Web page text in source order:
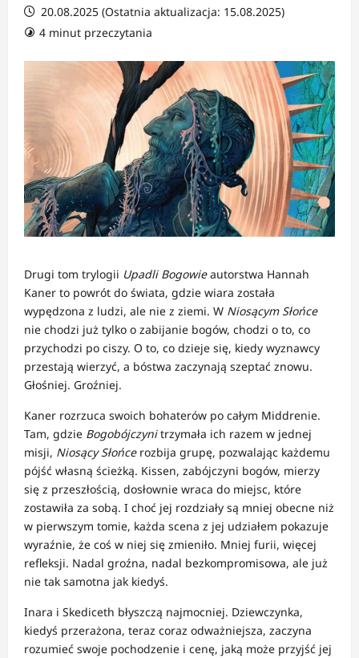
20.08.2025 (Ostatnia aktualizacja: 15.08.2025)
4 minut przeczytania
Drugi tom trylogii Upadli Bogowieautorstwa Hannah
Kaner to powrót do świata, gdzie wiara została
wypędzona z ludzi, ale nie z ziemi. W Niosącym Słońce
nie chodzi już tylko o zabijanie bogów, chodzi o to, co
przychodzi po ciszy. O to, co dzieje się, kiedy wyznawcy
przestają wierzyć, a bóstwa zaczynają szeptać znowu.
Głośniej. Groźniej.
Kaner rozrzuca swoich bohaterów po całym Middrenie.
Tam, gdzie Bogobójczynitrzymała ich razem w jednej
misji, Niosący Słońcerozbija grupę, pozwalając każdemu
pójść własną ścieżką. Kissen, zabójczyni bogów, mierzy
się z przeszłością, dosłownie wraca do miejsc, które
zostawiła za sobą. I choć jej rozdziały są mniej obecne niż
w pierwszym tomie, każda scena z jej udziałem pokazuje
wyraźnie, że coś w niej się zmieniło. Mniej furii, więcej
refleksji. Nadal groźna, nadal bezkompromisowa, ale już
nie tak samotna jak kiedyś.
Inara i Skediceth błyszczą najmocniej. Dziewczynka,
kiedyś przerażona, teraz coraz odważniejsza, zaczyna
rozumieć swoje pochodzenie i cenę, jaką może przyjść jej